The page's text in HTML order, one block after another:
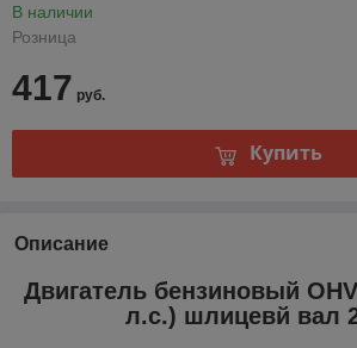
В наличии
Розница
417 руб.
Купить
Описание
Двигатель бензиновый
л.с.) шлицевй вал